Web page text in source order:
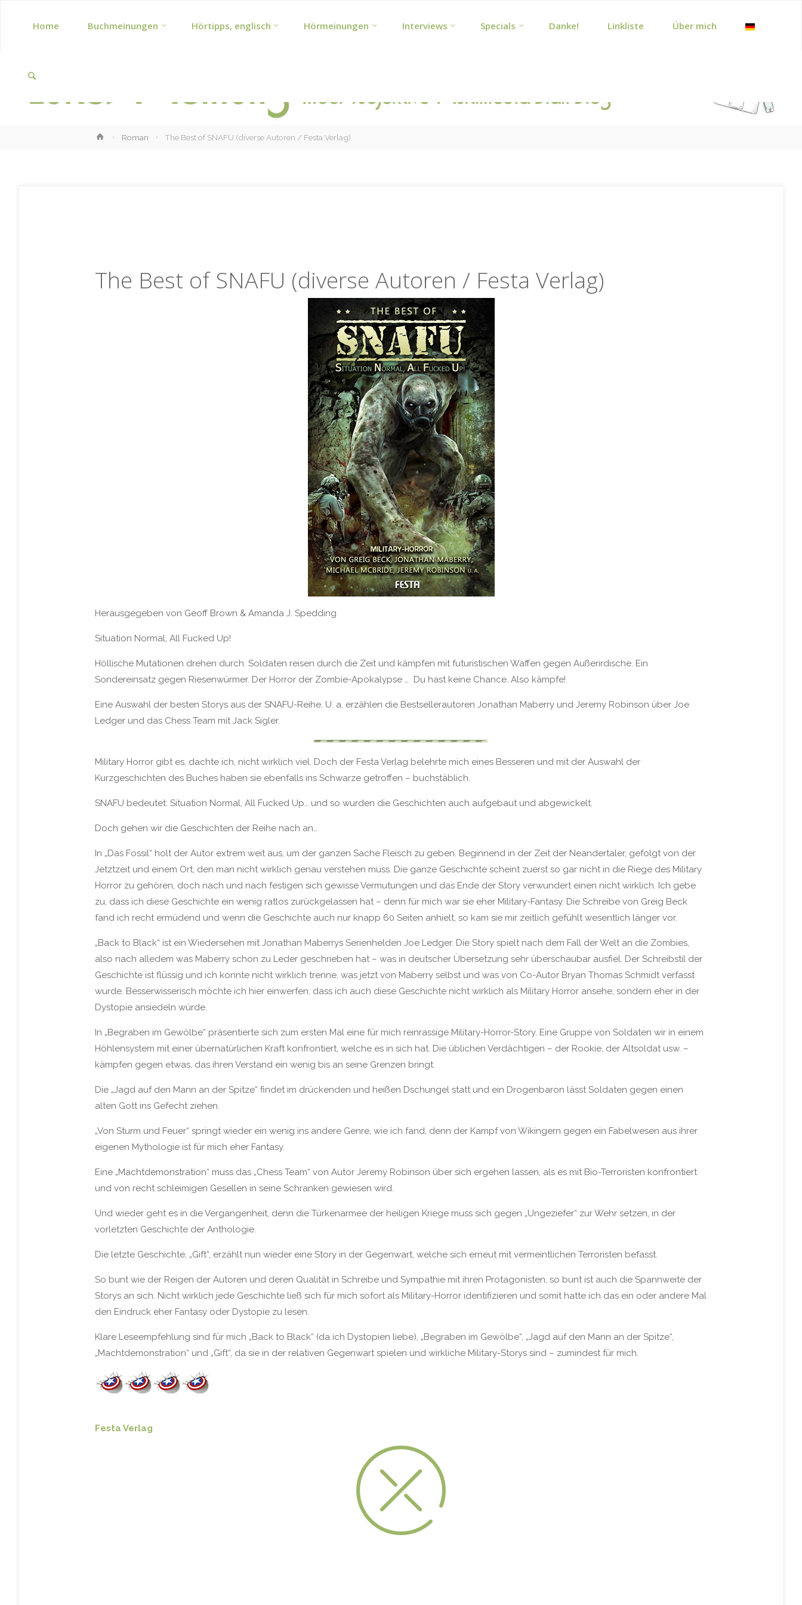
content
Home Buchmeinungen Hörtipps, englisch Hörmeinungen Interviews Specials Danke! Linkliste Über mich
HomeRoman The Best of SNAFU (diverse Autoren / Festa Verlag)
The Best of SNAFU (diverse Autoren / Festa Verlag)
Herausgegeben von Geoff Brown & Amanda J. Spedding
Situation Normal, All Fucked Up!
Höllische Mutationen drehen durch. Soldaten reisen durch die Zeit und kämpfen mit futuristischen Waffen gegen Außerirdische. Ein
Sondereinsatz gegen Riesenwürmer. Der Horror der Zombie-Apokalypse … Du hast keine Chance. Also kämpfe!
Eine Auswahl der besten Storys aus der SNAFU-Reihe. U. a. erzählen die Bestsellerautoren Jonathan Maberry und Jeremy Robinson über Joe
Ledger und das Chess Team mit Jack Sigler.
Military Horror gibt es, dachte ich, nicht wirklich viel. Doch der Festa Verlag belehrte mich eines Besseren und mit der Auswahl der
Kurzgeschichten des Buches haben sie ebenfalls ins Schwarze getroffen – buchstäblich.
SNAFU bedeutet: Situation Normal, All Fucked Up… und so wurden die Geschichten auch aufgebaut und abgewickelt.
Doch gehen wir die Geschichten der Reihe nach an…
In „Das Fossil“ holt der Autor extrem weit aus, um der ganzen Sache Fleisch zu geben. Beginnend in der Zeit der Neandertaler, gefolgt von der
Jetztzeit und einem Ort, den man nicht wirklich genau verstehen muss. Die ganze Geschichte scheint zuerst so gar nicht in die Riege des Military
Horror zu gehören, doch nach und nach festigen sich gewisse Vermutungen und das Ende der Story verwundert einen nicht wirklich. Ich gebe
zu, dass ich diese Geschichte ein wenig ratlos zurückgelassen hat – denn für mich war sie eher Military-Fantasy. Die Schreibe von Greig Beck
fand ich recht ermüdend und wenn die Geschichte auch nur knapp 60 Seiten anhielt, so kam sie mir zeitlich gefühlt wesentlich länger vor.
„Back to Black“ ist ein Wiedersehen mit Jonathan Maberrys Serienhelden Joe Ledger. Die Story spielt nach dem Fall der Welt an die Zombies,
also nach alledem was Maberry schon zu Leder geschrieben hat – was in deutscher Übersetzung sehr überschaubar ausfiel. Der Schreibstil der
Geschichte ist flüssig und ich konnte nicht wirklich trenne, was jetzt von Maberry selbst und was von Co-Autor Bryan Thomas Schmidt verfasst
wurde. Besserwisserisch möchte ich hier einwerfen, dass ich auch diese Geschichte nicht wirklich als Military Horror ansehe, sondern eher in der
Dystopie ansiedeln würde.
In „Begraben im Gewölbe“ präsentierte sich zum ersten Mal eine für mich reinrassige Military-Horror-Story. Eine Gruppe von Soldaten wir in einem
Höhlensystem mit einer übernatürlichen Kraft konfrontiert, welche es in sich hat. Die üblichen Verdächtigen – der Rookie, der Altsoldat usw. –
kämpfen gegen etwas, das ihren Verstand ein wenig bis an seine Grenzen bringt.
Die „Jagd auf den Mann an der Spitze“ findet im drückenden und heißen Dschungel statt und ein Drogenbaron lässt Soldaten gegen einen
alten Gott ins Gefecht ziehen.
„Von Sturm und Feuer“ springt wieder ein wenig ins andere Genre, wie ich fand, denn der Kampf von Wikingern gegen ein Fabelwesen aus ihrer
eigenen Mythologie ist für mich eher Fantasy.
Eine „Machtdemonstration“ muss das „Chess Team“ von Autor Jeremy Robinson über sich ergehen lassen, als es mit Bio-Terroristen konfrontiert
und von recht schleimigen Gesellen in seine Schranken gewiesen wird.
Und wieder geht es in die Vergangenheit, denn die Türkenarmee der heiligen Kriege muss sich gegen „Ungeziefer“ zur Wehr setzen, in der
vorletzten Geschichte der Anthologie.
Die letzte Geschichte, „Gift“, erzählt nun wieder eine Story in der Gegenwart, welche sich erneut mit vermeintlichen Terroristen befasst.
So bunt wie der Reigen der Autoren und deren Qualität in Schreibe und Sympathie mit ihren Protagonisten, so bunt ist auch die Spannweite der
Storys an sich. Nicht wirklich jede Geschichte ließ sich für mich sofort als Military-Horror identifizieren und somit hatte ich das ein oder andere Mal
den Eindruck eher Fantasy oder Dystopie zu lesen.
Klare Leseempfehlung sind für mich „Back to Black“ (da ich Dystopien liebe), „Begraben im Gewölbe“, „Jagd auf den Mann an der Spitze“,
„Machtdemonstration“ und „Gift“, da sie in der relativen Gegenwart spielen und wirkliche Military-Storys sind – zumindest für mich.
Festa Verlag